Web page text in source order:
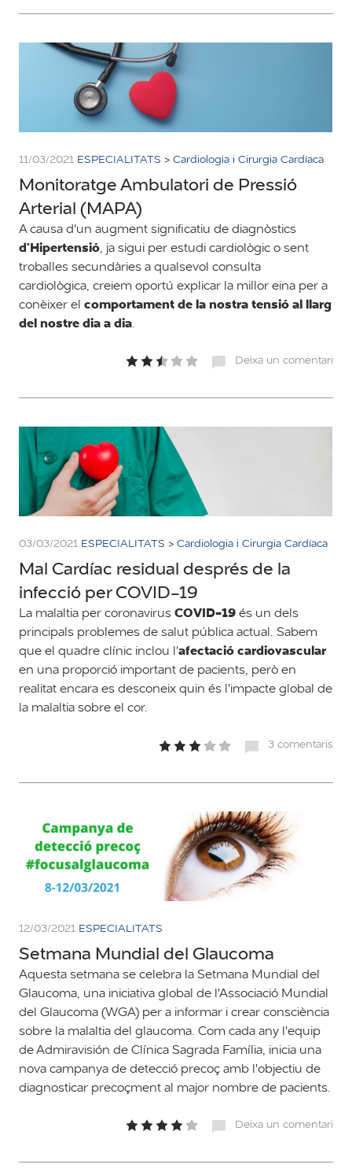
11/03/2021 ESPECIALITATS > Cardiologia i Cirurgia Cardíaca
Monitoratge Ambulatori de Pressió
Arterial (MAPA)
A causa d'un augment significatiu de diagnòstics
d'Hipertensió, ja sigui per estudi cardiològic o sent
troballes secundàries a qualsevol consulta
cardiològica, creiem oportú explicar la millor eina per a
conèixer el comportament de la nostra tensió al llarg
del nostre dia a dia.
Deixa un comentari
03/03/2021 ESPECIALITATS > Cardiologia i Cirurgia Cardíaca
Mal Cardíac residual després de la
infecció per COVID-19
La malaltia per coronavirusCOVID-19és un dels
principals problemes de salut pública actual. Sabem
que el quadre clínic inclou l'afectació cardiovascular
en una proporció important de pacients, però en
realitat encara es desconeix quin és l'impacte global de
la malaltia sobre el cor.
3 comentaris
12/03/2021 ESPECIALITATS
Setmana Mundial del Glaucoma
Aquesta setmana se celebra la Setmana Mundial del
Glaucoma, una iniciativa global de l'Associació Mundial
del Glaucoma (WGA) per a informar i crear consciència
sobre la malaltia del glaucoma. Com cada any l'equip
de Admiravisión de Clínica Sagrada Família, inicia una
nova campanya de detecció precoç amb l'objectiu de
diagnosticar precoçment al major nombre de pacients.
Deixa un comentari